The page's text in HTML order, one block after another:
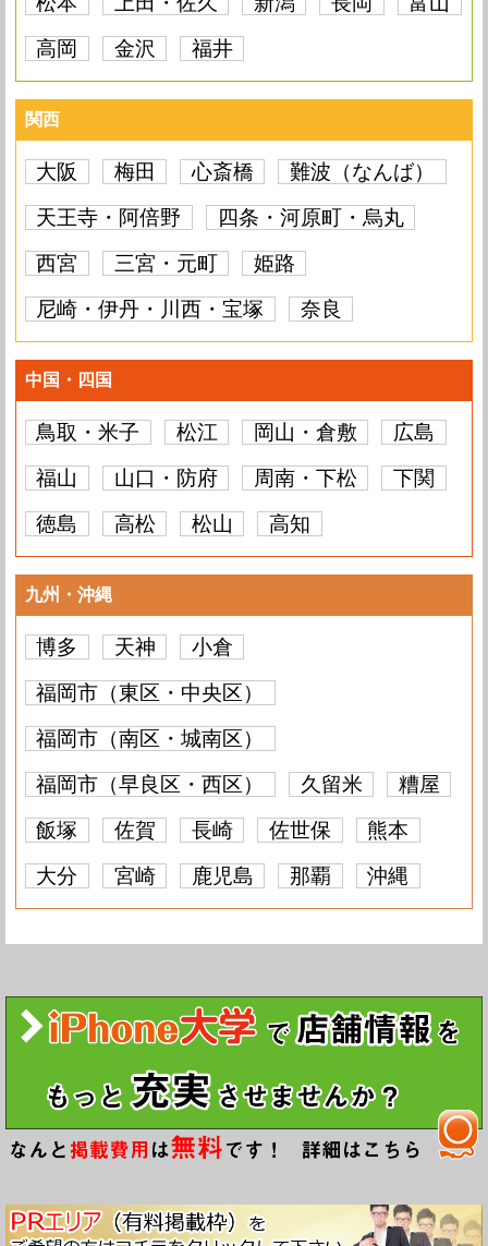
高岡
金沢 福井
関西
大阪 梅田 心斎橋
難波（なんば）
天王寺・阿倍野
四条・河原町・烏丸
西宮
三宮・元町
姫路
尼崎・伊丹・川西・宝塚
奈良
中国・四国
鳥取・米子 松江 岡山・倉敷
広島
福山
山口・防府 周南・下松
下関
徳島
高松 松山 高知
九州・沖縄
博多 天神
小倉
福岡市（東区・中央区）
福岡市（南区・城南区）
福岡市（早良区・西区）
久留米
糟屋
飯塚
佐賀 長崎 佐世保
熊本
大分
宮崎 鹿児島 那覇 沖縄